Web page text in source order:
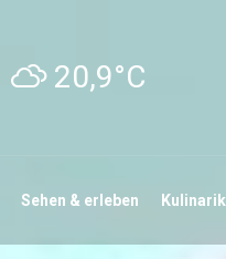
20,9°C
Sehen & erleben Kulinarik